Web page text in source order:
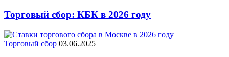
Торговый сбор: КБК в 2026 году
Торговый сбор 03.06.2025